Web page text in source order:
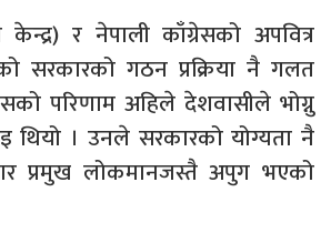
र नेपाली काँग्रेसको अपवित्र
सरकारको गठन प्रक्रिया नै गलत
परिणाम अहिले देशवासीले भोग्नु
थियो । उनले सरकारको योग्यता नै
प्रमुख लोकमानजस्तै अपुग भएको